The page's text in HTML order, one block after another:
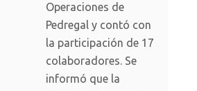
Operaciones de
Pedregal y contó con
la participación de 17
colaboradores. Se
informó que la